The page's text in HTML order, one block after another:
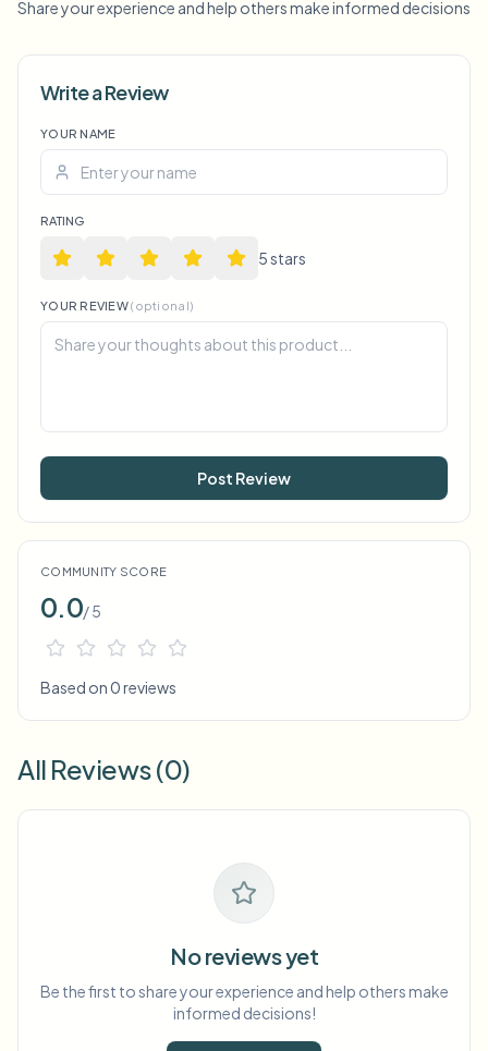
Voice Anon
Share your experience and help others make informed decisions
Write a Review
YOUR NAME
RATING
5stars
YOUR REVIEW(optional)
Post Review
COMMUNITY SCORE
0.0/ 5
Based on 0 reviews
All Reviews (0)
No reviews yet
Be the first to share your experience and help others make
informed decisions!